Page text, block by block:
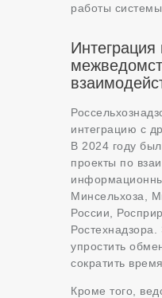
работы системы.
Интеграция
интеграцию с
В 2024 году
проекты по
Минсельхоза,
России,
упростить
сократить
Кроме того,